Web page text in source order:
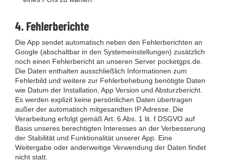
4. Fehlerberichte
Die App sendet automatisch neben den Fehlerberichten an
Google (abschaltbar in den Systemeinstellungen) zusätzlich
noch einen Fehlerbericht an unseren Server pocketgps.de.
Die Daten enthalten ausschließlich Informationen zum
Fehlerbild und weitere zur Fehlerbehebung benötigte Daten
wie Datum der Installation, App Version und Absturzbericht.
Es werden explizit keine persönlichen Daten übertragen
außer der automatisch mitgesandten IP Adresse. Die
Verarbeitung erfolgt gemäß Art. 6 Abs. 1 lit. f DSGVO auf
Basis unseres berechtigten Interesses an der Verbesserung
der Stabilität und Funktionalität unserer App. Eine
Weitergabe oder anderweitige Verwendung der Daten findet
nicht statt.